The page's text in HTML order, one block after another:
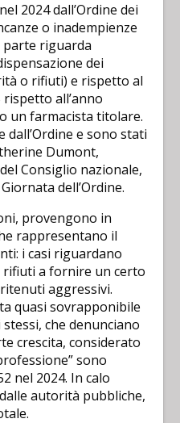
2024 dall’Ordine dei
o inadempienze
riguarda
dei
o rifiuti) e rispetto al
all’anno
un farmacista titolare.
e sono stati
Dumont,
Consiglio nazionale,
dell’Ordine.
provengono in
rappresentano il
i casi riguardano
a fornire un certo
aggressivi.
quasi sovrapponibile
che denunciano
crescita, considerato
sono
nel 2024. In calo
autorità pubbliche,